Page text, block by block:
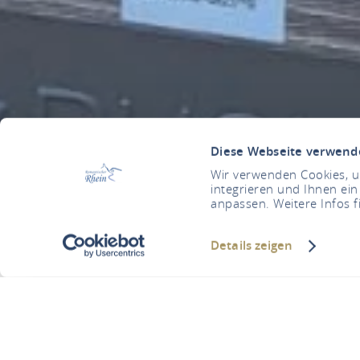
Diese Webseite
Wir verwenden Cookies,
integrieren und Ihnen
anpassen. Weitere Infos
Details zeigen